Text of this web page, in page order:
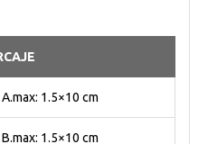
A.max: 1.5×10 cm
B.max: 1.5×10 cm